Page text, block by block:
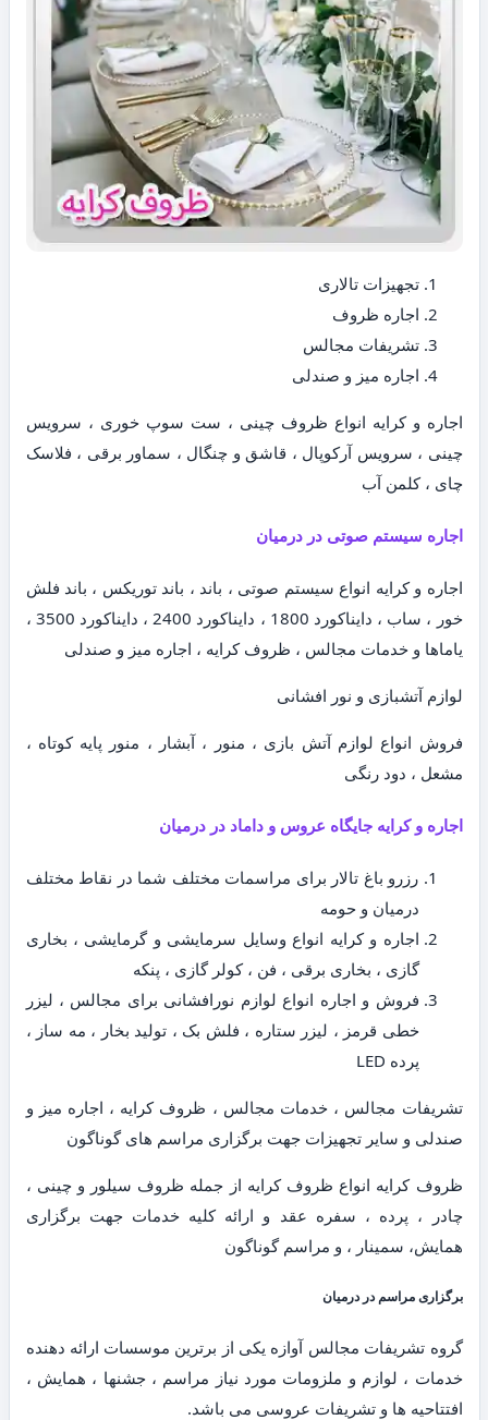
تجهیزات تالاری
اجاره ظروف
تشریفات مجالس
اجاره میز و صندلی
اجاره و کرایه انواع ظروف چینی ، ست سوپ خوری ، سرویس
چینی ، سرویس آرکوپال ، قاشق و چنگال ، سماور برقی ، فلاسک
چای ، کلمن آب
اجاره سیستم صوتی در درمیان
اجاره و کرایه انواع سیستم صوتی ، باند ، باند توریکس ، باند فلش
خور ، ساب ، دایناکورد 1800 ، دایناکورد 2400 ، دایناکورد 3500 ،
یاماها و خدمات مجالس ، ظروف کرایه ، اجاره میز و صندلی
لوازم آتشبازی و نور افشانی
فروش انواع لوازم آتش بازی ، منور ، آبشار ، منور پایه کوتاه ،
مشعل ، دود رنگی
اجاره و کرایه جایگاه عروس و داماد در درمیان
رزرو باغ تالار برای مراسمات مختلف شما در نقاط مختلف
درمیان و حومه
اجاره و کرایه انواع وسایل سرمایشی و گرمایشی ، بخاری
گازی ، بخاری برقی ، فن ، کولر گازی ، پنکه
فروش و اجاره انواع لوازم نورافشانی برای مجالس ، لیزر
خطی قرمز ، لیزر ستاره ، فلش بک ، تولید بخار ، مه ساز ،
پرده LED
تشریفات مجالس ، خدمات مجالس ، ظروف کرایه ، اجاره میز و
صندلی و سایر تجهیزات جهت برگزاری مراسم های گوناگون
ظروف کرایه انواع ظروف کرایه از جمله ظروف سیلور و چینی ،
چادر ، پرده ، سفره عقد و ارائه کلیه خدمات جهت برگزاری
همایش، سمینار ، و مراسم گوناگون
برگزاری مراسم در درمیان
گروه تشریفات مجالس آوازه یکی از برترین موسسات ارائه دهنده
خدمات ، لوازم و ملزومات مورد نیاز مراسم ، جشنها ، همایش ،
افتتاحیه ها و تشریفات عروسی می باشد.